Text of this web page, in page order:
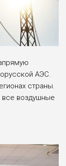
АЭС.
страны.
все воздушные